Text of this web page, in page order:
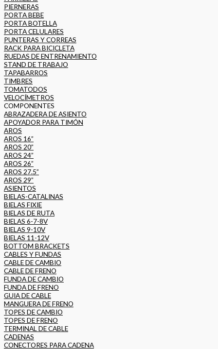
PIERNERAS
PORTA BEBE
PORTA BOTELLA
PORTA CELULARES
PUNTERAS Y CORREAS
RACK PARA BICICLETA
RUEDAS DE ENTRENAMIENTO
STAND DE TRABAJO
TAPABARROS
TIMBRES
TOMATODOS
VELOCÍMETROS
COMPONENTES
ABRAZADERA DE ASIENTO
APOYADOR PARA TIMÓN
AROS
AROS 16”
AROS 20”
AROS 24”
AROS 26”
AROS 27.5”
AROS 29”
ASIENTOS
BIELAS-CATALINAS
BIELAS FIXIE
BIELAS DE RUTA
BIELAS 6-7-8V
BIELAS 9-10V
BIELAS 11-12V
BOTTOM BRACKETS
CABLES Y FUNDAS
CABLE DE CAMBIO
CABLE DE FRENO
FUNDA DE CAMBIO
FUNDA DE FRENO
GUIA DE CABLE
MANGUERA DE FRENO
TOPES DE CAMBIO
TOPES DE FRENO
TERMINAL DE CABLE
CADENAS
CONECTORES PARA CADENA